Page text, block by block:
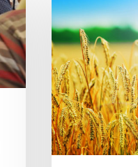
Commission
Elevage